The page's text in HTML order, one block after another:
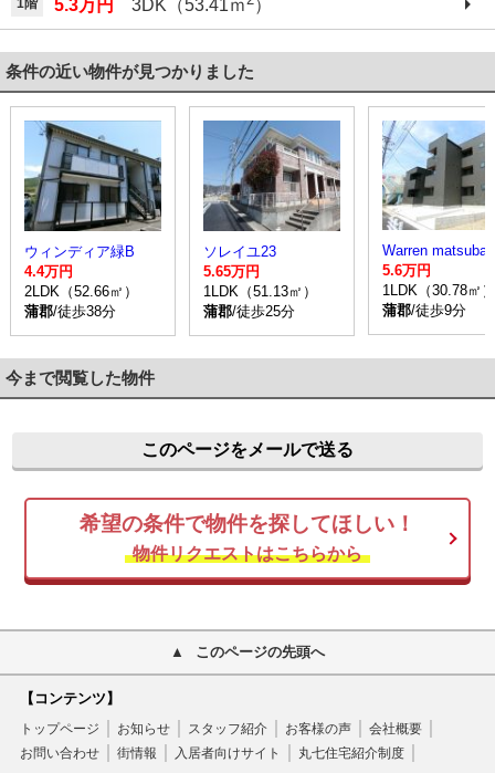
5.3万円 3DK（53.41ｍ ）
条件の近い物件が見つかりました
ウィンディア緑B
4.4万円
2LDK（52.66㎡）
蒲郡/徒歩38分
ソレイユ23
5.65万円
1LDK（51.13㎡）
蒲郡/徒歩25分
5.6万円
1LDK（30.78㎡）
蒲郡/徒歩9分
今まで閲覧した物件
このページをメールで送る
希望の条件で物件を探してほしい！
物件リクエストはこちらから
このページの先頭へ
【コンテンツ】
トップページ お知らせ スタッフ紹介 お客様の声
会社概要
お問い合わせ
街情報 入居者向けサイト 丸七住宅紹介制度